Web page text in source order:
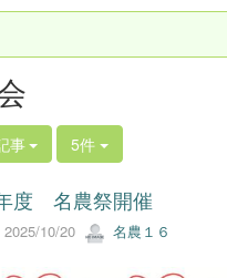
事 5件
度 名農祭開催
10/20 名農１６